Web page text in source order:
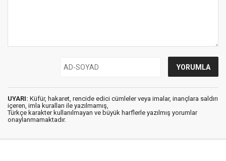
UYARI: Küfür, hakaret, rencide edici cümleler veya imalar, inançlara saldırı
içeren, imla kuralları ile yazılmamış,
Türkçe karakter kullanılmayan ve büyük harflerle yazılmış yorumlar
onaylanmamaktadır.